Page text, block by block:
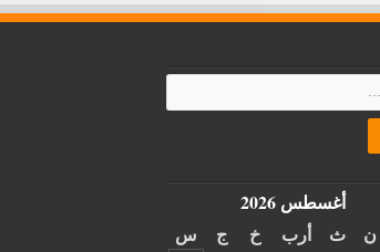
أغسطس 2026
ن ث أرب خ ج س